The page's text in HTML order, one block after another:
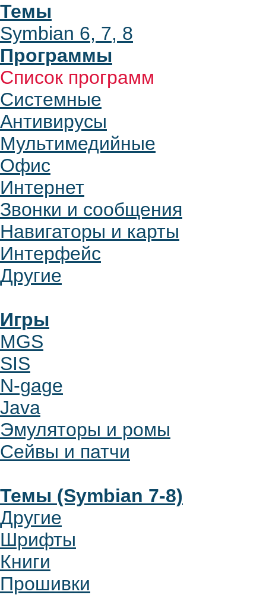
Темы
Symbian 6, 7, 8
Программы
Список программ
Системные
Антивирусы
Мультимедийные
Офис
Интернет
Звонки и сообщения
Навигаторы и карты
Интерфейс
Другие
Игры
MGS
SIS
N-gage
Java
Эмуляторы и ромы
Сейвы и патчи
Темы (Symbian 7-8)
Другие
Шрифты
Книги
Прошивки